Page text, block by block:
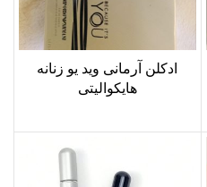
ادکلن آرمانی وید یو زنانه
هایکوالیتی